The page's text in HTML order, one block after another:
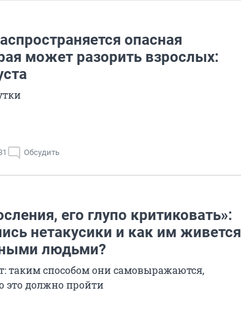
опасная
может разорить взрослых:
Обсудить
его глупо критиковать»:
нетакусики и как им живется
людьми?
таким способом они самовыражаются,
это должно пройти